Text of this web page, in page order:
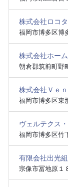
株式会社ロコ
福岡市博多区博
株式会社ホー
朝倉郡筑前町野
株式会社Ｖｅ
福岡市博多区東
ヴェルテクス
福岡市博多区竹
有限会社出光組
宗像市冨地原１